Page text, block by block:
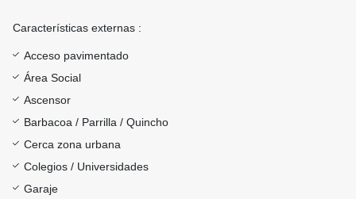
Características externas :
Acceso pavimentado
Área Social
Ascensor
Barbacoa / Parrilla / Quincho
Cerca zona urbana
Colegios / Universidades
Garaje